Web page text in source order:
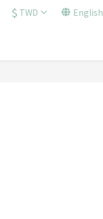
$ TWD English